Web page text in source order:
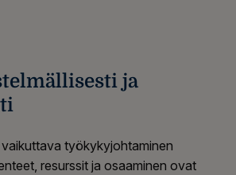
ja
vaikuttava työkykyjohtaminen
resurssit ja osaaminen ovat